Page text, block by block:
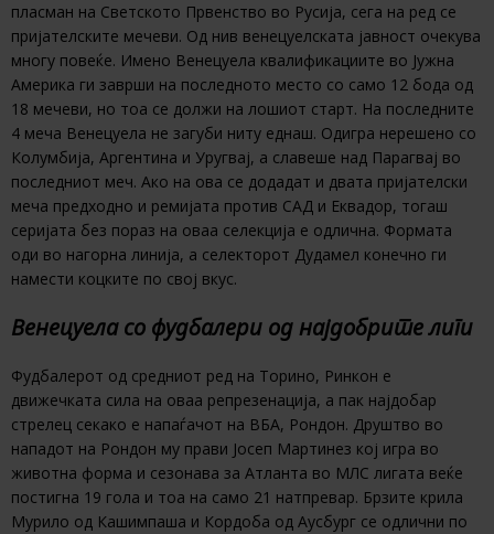
пласман на Светското Првенство во Русија, сега на ред се
пријателските мечеви. Од нив венецуелската јавност очекува
многу повеќе. Имено Венецуела квалификациите во Јужна
Америка ги заврши на последното место со само 12 бода од
18 мечеви, но тоа се должи на лошиот старт. На последните
4 меча Венецуела не загуби ниту еднаш. Одигра нерешено со
Колумбија, Аргентина и Уругвај, а славеше над Парагвај во
последниот меч. Ако на ова се додадат и двата пријателски
меча предходно и ремијата против САД и Еквадор, тогаш
серијата без пораз на оваа селекција е одлична. Формата
оди во нагорна линија, а селекторот Дудамел конечно ги
намести коцките по свој вкус.
Венецуела со фудбалери од најдобрите лиги
Фудбалерот од средниот ред на Торино, Ринкон е
движечката сила на оваа репрезенација, а пак најдобар
стрелец секако е напаѓачот на ВБА, Рондон. Друштво во
нападот на Рондон му прави Јосеп Мартинез кој игра во
животна форма и сезонава за Атланта во МЛС лигата веќе
постигна 19 гола и тоа на само 21 натпревар. Брзите крила
Мурило од Кашимпаша и Кордоба од Аусбург се одлични по